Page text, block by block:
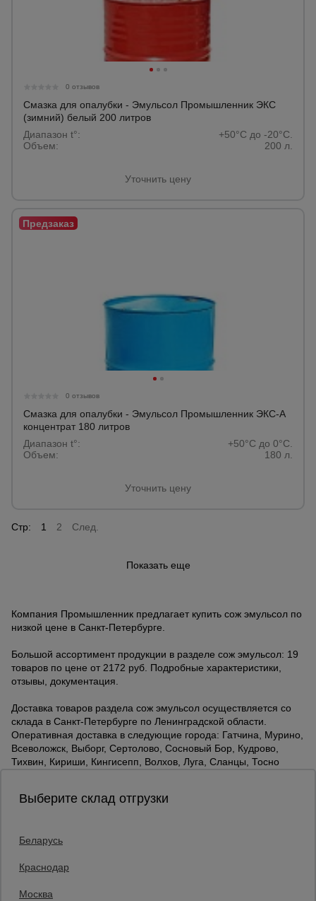
0 отзывов
Смазка для опалубки - Эмульсол Промышленник ЭКС
(зимний) белый 200 литров
Диапазон t°:
+50°C до -20°C.
Объем:
200 л.
Уточнить цену
0 отзывов
Смазка для опалубки - Эмульсол Промышленник ЭКС-А
концентрат 180 литров
Диапазон t°:
+50°C до 0°C.
Объем:
180 л.
Уточнить цену
Стр: 1 2 След.
Показать еще
Компания Промышленник предлагает купить сож эмульсол по
низкой цене в Санкт-Петербурге.
Большой ассортимент продукции в разделе сож эмульсол: 19
товаров по цене от 2172 руб. Подробные характеристики,
отзывы, документация.
Доставка товаров раздела сож эмульсол осуществляется со
склада в Санкт-Петербурге по Ленинградской области.
Оперативная доставка в следующие города: Гатчина, Мурино,
Всеволожск, Выборг, Сертолово, Сосновый Бор, Кудрово,
Тихвин, Кириши, Кингисепп, Волхов, Луга, Сланцы, Тосно
Выберите склад отгрузки
Беларусь
Краснодар
Москва
О компании
Франшиза